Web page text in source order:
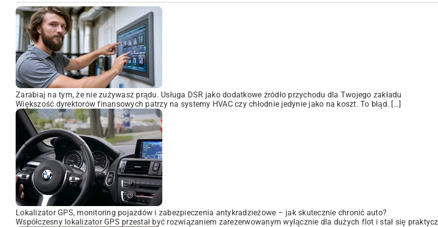
Zarabiaj na tym, że nie zużywasz prądu. Usługa DSR jako dodatkowe źródło przychodu dla Twojego zakładu
Większość dyrektorów finansowych patrzy na systemy HVAC czy chłodnie jedynie jako na koszt. To błąd. […]
Lokalizator GPS, monitoring pojazdów i zabezpieczenia antykradzieżowe – jak skutecznie chronić auto?
Współczesny lokalizator GPS przestał być rozwiązaniem zarezerwowanym wyłącznie dla dużych flot i stał się